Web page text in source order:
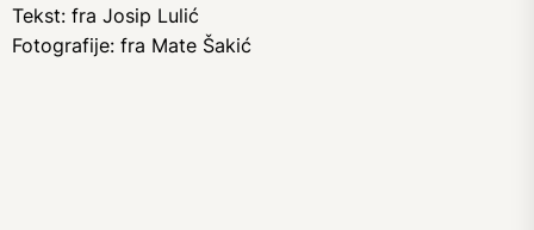
Tekst: fra Josip Lulić
Fotografije: fra Mate Šakić